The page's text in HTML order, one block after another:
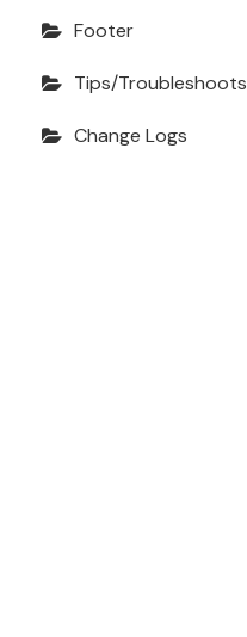
Footer
Tips/Troubleshoots
Change Logs